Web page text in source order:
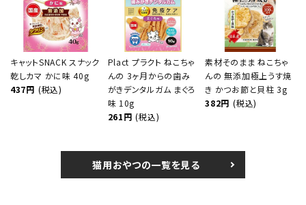
キャットSNACK スナック
乾しカマ かに味 40g
437円 (税込)
Plact プラクト ねこちゃ
んの 3ヶ月からの歯み
がきデンタルガム まぐろ
味 10g
261円 (税込)
素材そのまま ねこちゃ
んの 無添加極上うす焼
き かつお節と貝柱 3g
382円 (税込)
猫用おやつの一覧を見る